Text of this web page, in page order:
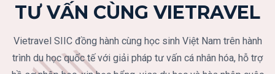
TƯ VẤN CÙNG VIETRAVEL
Vietravel SIIC đồng hành cùng học sinh Việt Nam trên hành
trình du học quốc tế với giải pháp tư vấn cá nhân hóa, hỗ trợ